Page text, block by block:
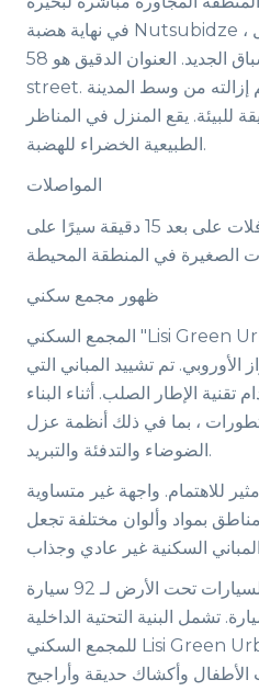
في نهاية هضبة Nutsubidze ، بجوار قرية الفنانين ، مقابل
مضمار السباق الجديد. العنوان الدقيق هو 58 Avto Varazi
street. المكان هو السلام والهدوء ، تم إزالته من وسط المدينة
للبيئة. يقع المنزل في المناظر
الطبيعية الخضراء للهضبة.
المواصلات
تقع أقرب محطة للحافلات على بعد 15 دقيقة سيرًا على
ظهور مجمع سكني
المجمع السكني "Lisi Green Urban" عبارة عن خمسة مبانٍ
تم تشييد المباني التي
باستخدام تقنية الإطار الصلب. أثناء البناء
، بما في ذلك أنظمة عزل
الضوضاء والتدفئة والتبريد.
للاهتمام. واجهة غير متساوية
بمواد وألوان مختلفة تجعل
هناك مساحة لوقوف السيارات تحت الأرض لـ 92 سيارة
مفتوحة ل 15 سيارة. تشمل البنية التحتية الداخلية
للمجمع السكني Lisi Green Urban صالة رياضية وملعبًا
الأطفال وأكشاك حديقة وأراجيح